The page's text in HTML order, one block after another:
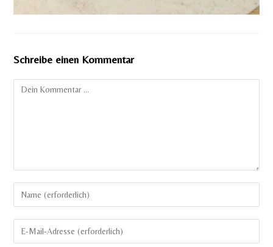
Schreibe einen Kommentar
Kommentar
deinen
Namen
oder
deine